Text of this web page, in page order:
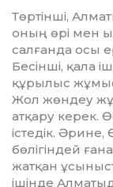
Төртінші,
оның өрі мен
салғанда осы
Бе­сінші, қала
құрылыс
Жол жөндеу
ат­қару керек.
істедік.
бөлігіндей
жатқан
ішінде